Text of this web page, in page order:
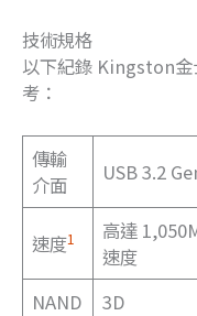
技術規格
以下紀錄 Kingston金
考：
傳輸
介面
USB 3.2
速度1
高達
速度
NAND
3D